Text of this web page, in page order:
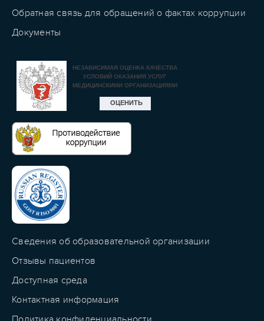
Обратная связь для обращений о фактах коррупции
Документы
Сведения об образовательной организации
Отзывы пациентов
Доступная среда
Контактная информация